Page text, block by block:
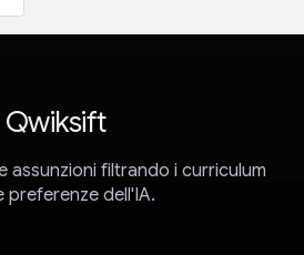
Qwiksift
assunzioni filtrando i curriculum
preferenze dell'IA.